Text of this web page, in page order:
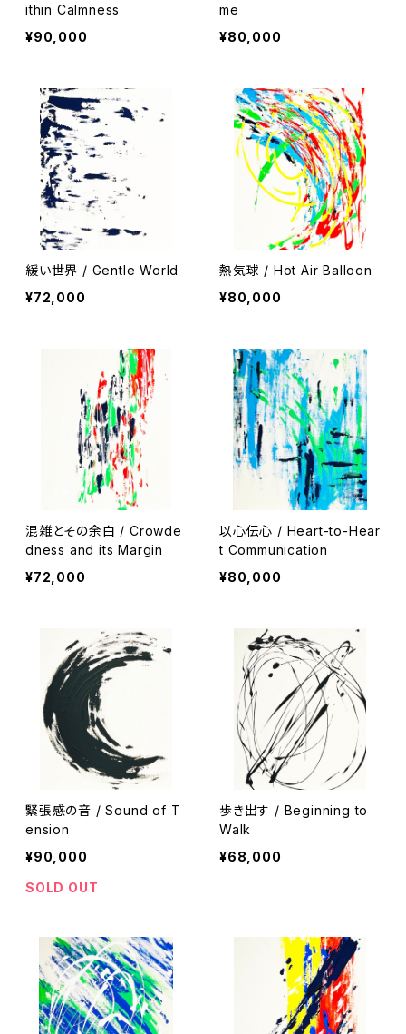
ithin Calmness
¥90,000
me
¥80,000
緩い世界 / Gentle World
¥72,000
熱気球 / Hot Air Balloon
¥80,000
混雑とその余白 / Crowde
dness and its Margin
¥72,000
以心伝心 / Heart-to-Hear
t Communication
¥80,000
緊張感の音 / Sound of T
ension
¥90,000
SOLD OUT
歩き出す / Beginning to
Walk
¥68,000